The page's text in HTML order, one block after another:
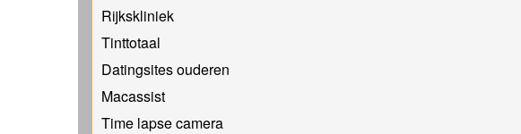
Rijkskliniek
Tinttotaal
Datingsites ouderen
Macassist
Time lapse camera